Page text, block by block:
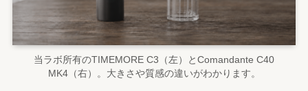
当ラボ所有のTIMEMORE C3（左）とComandante C40
MK4（右）。大きさや質感の違いがわかります。